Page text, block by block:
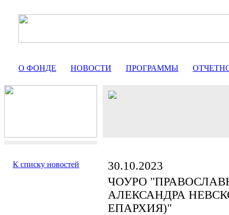
О ФОНДЕ НОВОСТИ ПРОГРАММЫ
К списку новостей
30.10.2023
ЧОУРО
АЛЕКСАНДРА
ЕПАРХИЯ)"